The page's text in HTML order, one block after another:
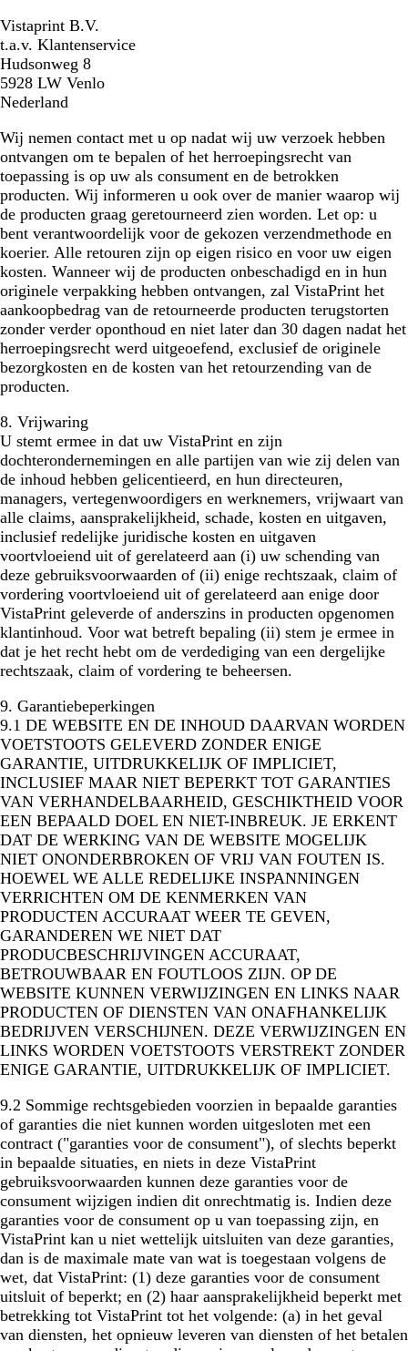
Vistaprint B.V.
t.a.v. Klantenservice
Hudsonweg 8
5928 LW Venlo
Nederland
Wij nemen contact met u op nadat wij uw verzoek hebben
ontvangen om te bepalen of het herroepingsrecht van
toepassing is op uw als consument en de betrokken
producten. Wij informeren u ook over de manier waarop wij
de producten graag geretourneerd zien worden. Let op: u
bent verantwoordelijk voor de gekozen verzendmethode en
koerier. Alle retouren zijn op eigen risico en voor uw eigen
kosten. Wanneer wij de producten onbeschadigd en in hun
originele verpakking hebben ontvangen, zal VistaPrint het
aankoopbedrag van de retourneerde producten terugstorten
zonder verder oponthoud en niet later dan 30 dagen nadat het
herroepingsrecht werd uitgeoefend, exclusief de originele
bezorgkosten en de kosten van het retourzending van de
producten.
8. Vrijwaring
U stemt ermee in dat uw VistaPrint en zijn
dochterondernemingen en alle partijen van wie zij delen van
de inhoud hebben gelicentieerd, en hun directeuren,
managers, vertegenwoordigers en werknemers, vrijwaart van
alle claims, aansprakelijkheid, schade, kosten en uitgaven,
inclusief redelijke juridische kosten en uitgaven
voortvloeiend uit of gerelateerd aan (i) uw schending van
deze gebruiksvoorwaarden of (ii) enige rechtszaak, claim of
vordering voortvloeiend uit of gerelateerd aan enige door
VistaPrint geleverde of anderszins in producten opgenomen
klantinhoud. Voor wat betreft bepaling (ii) stem je ermee in
dat je het recht hebt om de verdediging van een dergelijke
rechtszaak, claim of vordering te beheersen.
9. Garantiebeperkingen
9.1 DE WEBSITE EN DE INHOUD DAARVAN WORDEN
VOETSTOOTS GELEVERD ZONDER ENIGE
GARANTIE, UITDRUKKELIJK OF IMPLICIET,
INCLUSIEF MAAR NIET BEPERKT TOT GARANTIES
VAN VERHANDELBAARHEID, GESCHIKTHEID VOOR
EEN BEPAALD DOEL EN NIET-INBREUK. JE ERKENT
DAT DE WERKING VAN DE WEBSITE MOGELIJK
NIET ONONDERBROKEN OF VRIJ VAN FOUTEN IS.
HOEWEL WE ALLE REDELIJKE INSPANNINGEN
VERRICHTEN OM DE KENMERKEN VAN
PRODUCTEN ACCURAAT WEER TE GEVEN,
GARANDEREN WE NIET DAT
PRODUCBESCHRIJVINGEN ACCURAAT,
BETROUWBAAR EN FOUTLOOS ZIJN. OP DE
WEBSITE KUNNEN VERWIJZINGEN EN LINKS NAAR
PRODUCTEN OF DIENSTEN VAN ONAFHANKELIJK
BEDRIJVEN VERSCHIJNEN. DEZE VERWIJZINGEN EN
LINKS WORDEN VOETSTOOTS VERSTREKT ZONDER
ENIGE GARANTIE, UITDRUKKELIJK OF IMPLICIET.
9.2 Sommige rechtsgebieden voorzien in bepaalde garanties
of garanties die niet kunnen worden uitgesloten met een
contract ("garanties voor de consument"), of slechts beperkt
in bepaalde situaties, en niets in deze VistaPrint
gebruiksvoorwaarden kunnen deze garanties voor de
consument wijzigen indien dit onrechtmatig is. Indien deze
garanties voor de consument op u van toepassing zijn, en
VistaPrint kan u niet wettelijk uitsluiten van deze garanties,
dan is de maximale mate van wat is toegestaan volgens de
wet, dat VistaPrint: (1) deze garanties voor de consument
uitsluit of beperkt; en (2) haar aansprakelijkheid beperkt met
betrekking tot VistaPrint tot het volgende: (a) in het geval
van diensten, het opnieuw leveren van diensten of het betalen